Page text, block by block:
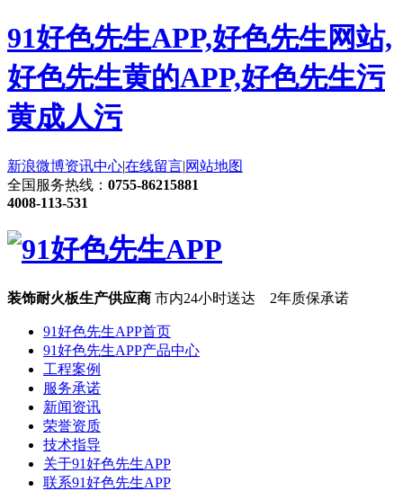
91好色先生APP,好色先生网站,
好色先生黄的APP,好色先生污
黄成人污
新浪微博资讯中心|在线留言|网站地图
全国服务热线： 0755-86215881
4008-113-531
装饰耐火板生产供应商 市内24小时送达 2年质保承诺
91好色先生APP首页
91好色先生APP产品中心
工程案例
服务承诺
新闻资讯
荣誉资质
技术指导
关于91好色先生APP
联系91好色先生APP